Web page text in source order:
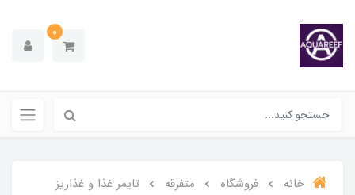
0
خانه فروشگاه متفرقه
تایمر غذا و غذاریز